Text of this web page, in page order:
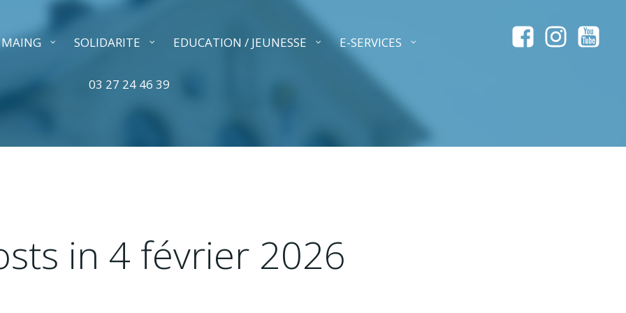
MAING SOLIDARITE EDUCATION / JEUNESSE E-SERVICES
03 27 24 46 39
in 4 février 2026